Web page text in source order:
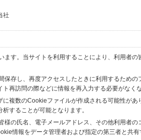
社
す。当サイトを利用することにより、利用者
存し、再度アクセスしたときに利用するため
再訪問の際などに情報を再入力する必要がなくな
複数のCookieファイルが作成される可能性が
することが可能となります。
の氏名、電子メールアドレス、その他利用者の
情報をデータ管理者および指定の第三者と共有